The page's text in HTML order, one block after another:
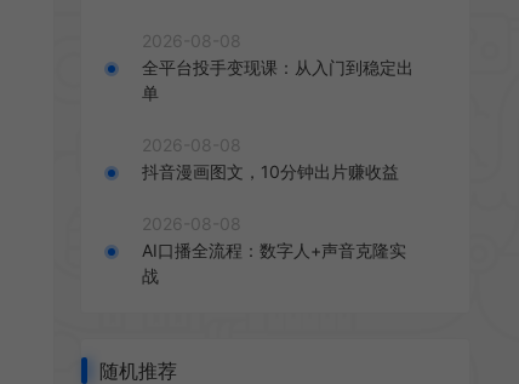
2026-08-08
全平台投手变现课：从入门到稳定出
单
2026-08-08
抖音漫画图文，10分钟出片赚收益
2026-08-08
AI口播全流程：数字人+声音克隆实
战
随机推荐